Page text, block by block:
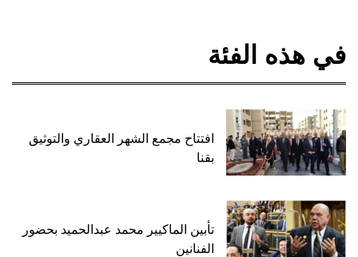
في هذه الفئة
افتتاح مجمع الشهر العقاري والتوثيق
بقنا
تأبين الماكيير محمد عبدالحميد بحضور
الفنانين